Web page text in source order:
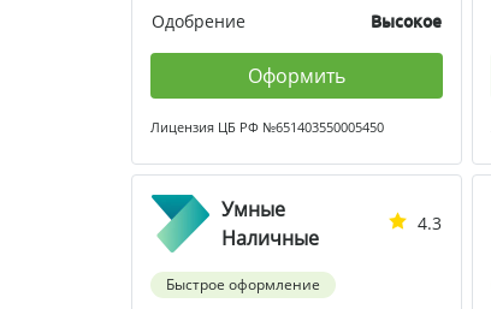
Одобрение
Высокое
Оформить
Лицензия ЦБ РФ №651403550005450
Умные
Наличные
4.3
Быстрое оформление